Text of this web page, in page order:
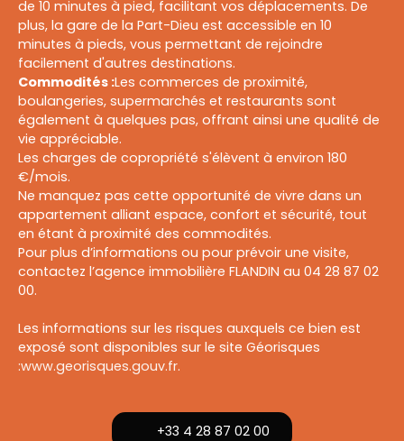
de 10 minutes à pied, facilitant vos déplacements. De
plus, la gare de la Part-Dieu est accessible en 10
minutes à pieds, vous permettant de rejoindre
facilement d'autres destinations.
Commodités :Les commerces de proximité,
boulangeries, supermarchés et restaurants sont
également à quelques pas, offrant ainsi une qualité de
vie appréciable.
Les charges de copropriété s'élèvent à environ 180
€/mois.
Ne manquez pas cette opportunité de vivre dans un
appartement alliant espace, confort et sécurité, tout
en étant à proximité des commodités.
Pour plus d’informations ou pour prévoir une visite,
contactez l’agence immobilière FLANDIN au 04 28 87 02
00.
Les informations sur les risques auxquels ce bien est
exposé sont disponibles sur le site Géorisques
:www.georisques.gouv.fr.
+33 4 28 87 02 00